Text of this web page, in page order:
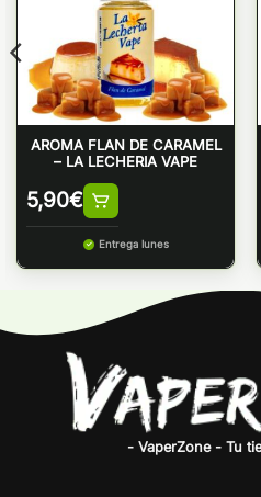
AROMA FLAN DE CARAMEL
– LA LECHERIA VAPE
5,90€
Entrega lunes
- VaperZone - Tu